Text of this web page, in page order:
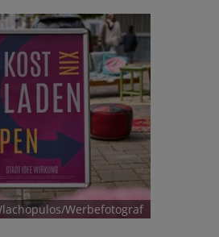
Werbefotograf